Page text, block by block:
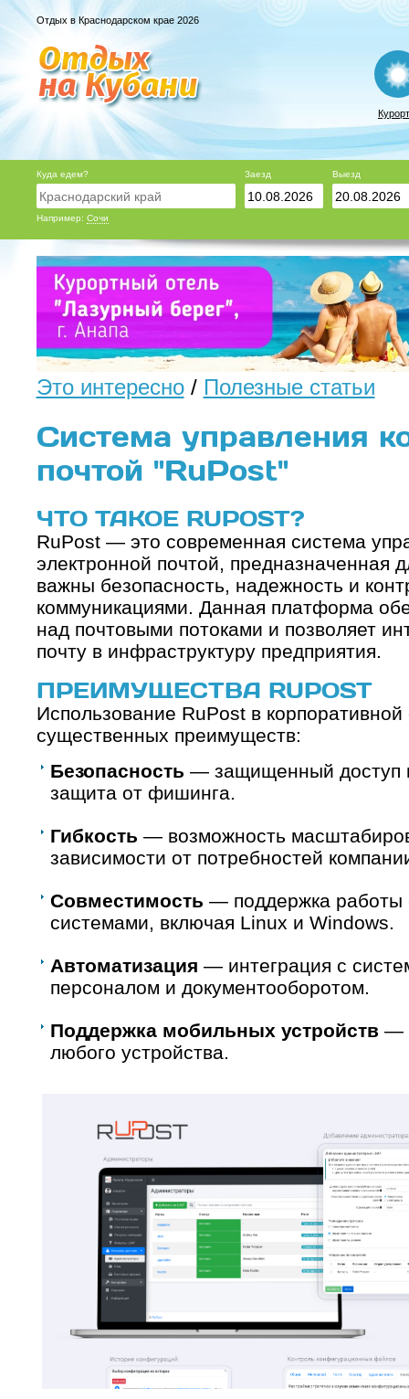
Отдых в Краснодарском крае 2026
Куда едем?
Например: Сочи
Заезд Выезд
Это интересно/ Полезные статьи
Система управления
почтой "RuPost"
ЧТО ТАКОЕ RUPOST?
RuPost — это современная система
электронной почтой, предназначенная
важны безопасность, надежность и
коммуникациями. Данная платформа
над почтовыми потоками и позволяет
почту в инфраструктуру предприятия.
ПРЕИМУЩЕСТВА RUPOST
Использование RuPost в
существенных преимуществ:
Безопасность — защищенный доступ
защита от фишинга.
Гибкость — возможность
зависимости от потребностей
Совместимость — поддержка работы
системами, включая Linux и Windows.
Автоматизация — интеграция с
персоналом и документооборотом.
Поддержка мобильных устройств —
любого устройства.